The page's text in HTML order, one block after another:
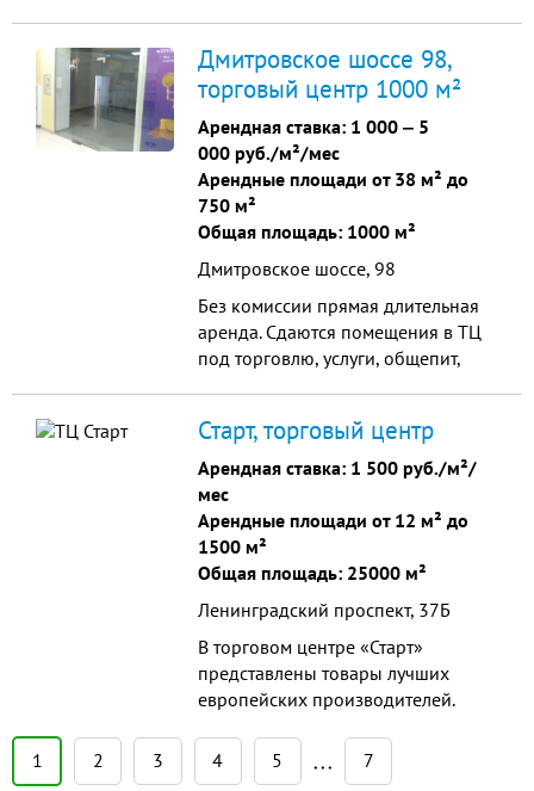
Дмитровское шоссе 98,
торговый центр 1000 м²
Арендная ставка: 1 000 ‒ 5
000 руб./м²/мес
Арендные площади от 38 м² до
750 м²
Общая площадь: 1000 м²
Дмитровское шоссе, 98
Без комиссии прямая длительная
аренда. Сдаются помещения в ТЦ
под торговлю, услуги, общепит,
пешком. Вечерняя сторона
Дмитровского шоссе ,огромный
автомобильный трафик. Парковка
на 150 машиномест. Якори
-Сбербанк, Билла, Фитнес
центр,аптек...
Старт, торговый центр
Арендная ставка: 1 500 руб./м²/
мес
Арендные площади от 12 м² до
1500 м²
Общая площадь: 25000 м²
Ленинградский проспект, 37Б
В торговом центре «Старт»
представлены товары лучших
европейских производителей.
мужскую, женскую, детскую одежду
и обувь, деловые костюмы и
1 2 3 4 5 • • • 7